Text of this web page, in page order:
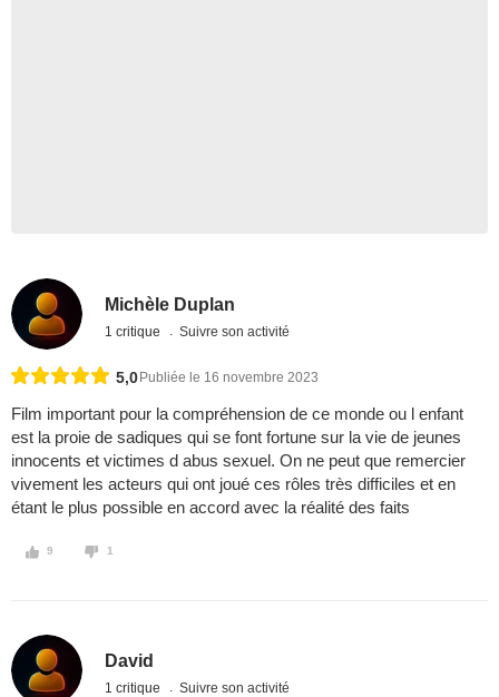
Michèle Duplan
1 critique Suivre son activité
5,0 Publiée le 16 novembre 2023
Film important pour la compréhension de ce monde ou l enfant
est la proie de sadiques qui se font fortune sur la vie de jeunes
innocents et victimes d abus sexuel. On ne peut que remercier
vivement les acteurs qui ont joué ces rôles très difficiles et en
étant le plus possible en accord avec la réalité des faits
9 1
David
1 critique Suivre son activité